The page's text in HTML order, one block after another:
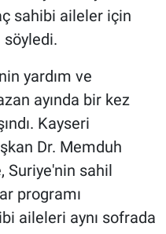
sahibi aileler için
söyledi.
yardım ve
ayında bir kez
Kayseri
Dr. Memduh
Suriye'nin sahil
programı
aileleri aynı sofrada